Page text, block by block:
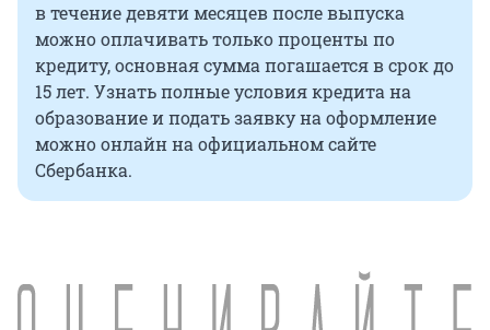
в течение девяти месяцев после выпуска
можно оплачивать только проценты по
кредиту, основная сумма погашается в срок до
15 лет. Узнать полные условия кредита на
образование и подать заявку на оформление
можно онлайн на официальном сайте
Сбербанка.